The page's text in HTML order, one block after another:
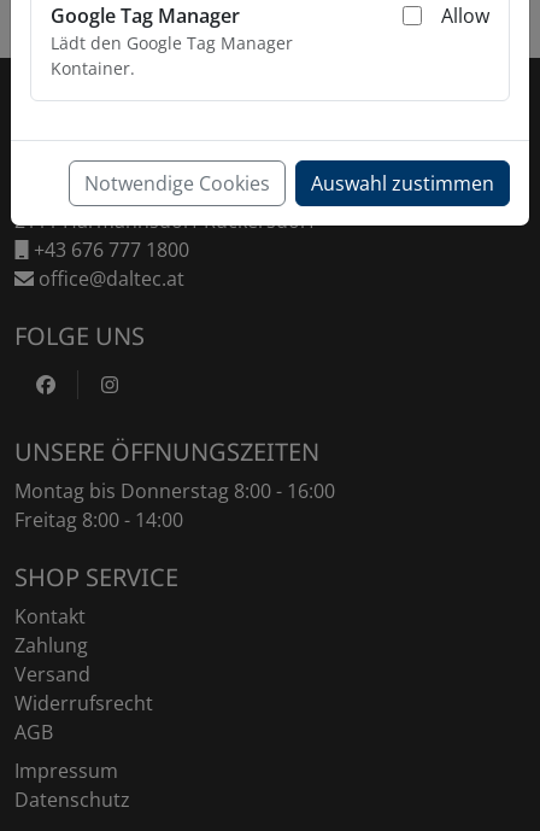
Fußzeile
Daltec GmbH
Esaromstraße 5
2111 Harmannsdorf-Rückersdorf
+43 676 777 1800
office@daltec.at
FOLGE UNS
https://www.facebook.com/DaltecAustria
UNSERE ÖFFNUNGSZEITEN
Montag bis Donnerstag 8:00 - 16:00
Freitag 8:00 - 14:00
SHOP SERVICE
Kontakt
Zahlung
Versand
Widerrufsrecht
AGB
Impressum
Datenschutz
Google Tag Manager
Lädt den Google Tag Manager
Kontainer.
Allow
Notwendige Cookies Auswahl zustimmen